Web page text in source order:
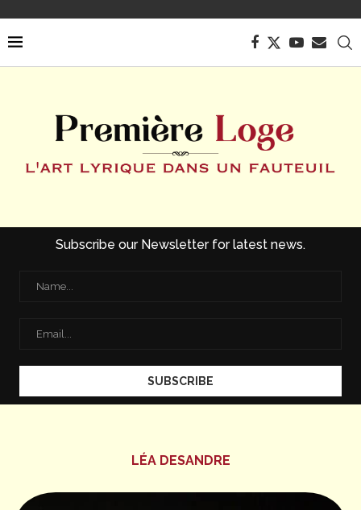
Subscribe our Newsletter for latest news.
LÉA DESANDRE